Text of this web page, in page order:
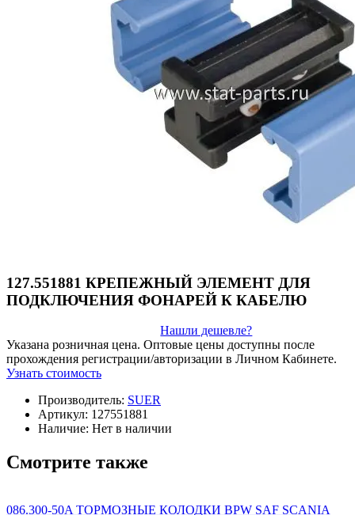
127.551881 КРЕПЕЖНЫЙ ЭЛЕМЕНТ ДЛЯ
ПОДКЛЮЧЕНИЯ ФОНАРЕЙ К КАБЕЛЮ
Нашли дешевле?
Указана розничная цена. Оптовые цены доступны после
прохождения регистрации/авторизации в Личном Кабинете.
Узнать стоимость
Производитель: SUER
Артикул: 127551881
Наличие: Нет в наличии
Смотрите также
086.300-50A ТОРМОЗНЫЕ КОЛОДКИ BPW SAF SCANIA